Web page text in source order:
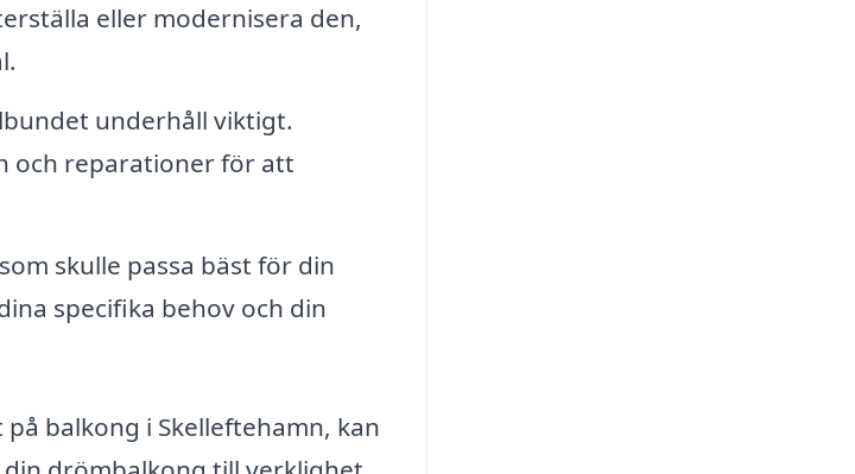
eller modernisera den,
underhåll viktigt.
och reparationer för att
skulle passa bäst för din
specifika behov och din
balkong i Skelleftehamn, kan